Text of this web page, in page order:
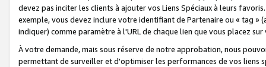
devez pas inciter les clients à ajouter vos Liens Spéciaux à leurs
exemple, vous devez inclure votre identifiant de Partenaire ou « tag
indiquer) comme paramètre à l'URL de chaque lien que vous placez
À votre demande, mais sous réserve de notre approbation, nous
permettant de surveiller et d'optimiser les performances de vos liens